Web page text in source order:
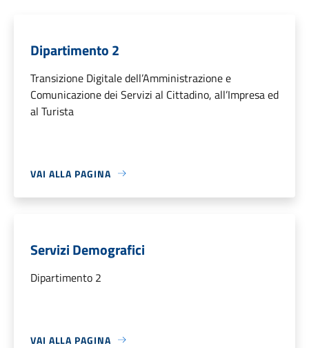
Dipartimento 2
Transizione Digitale dell’Amministrazione e
Comunicazione dei Servizi al Cittadino, all’Impresa ed
al Turista
VAI ALLA PAGINA
Servizi Demografici
Dipartimento 2
VAI ALLA PAGINA